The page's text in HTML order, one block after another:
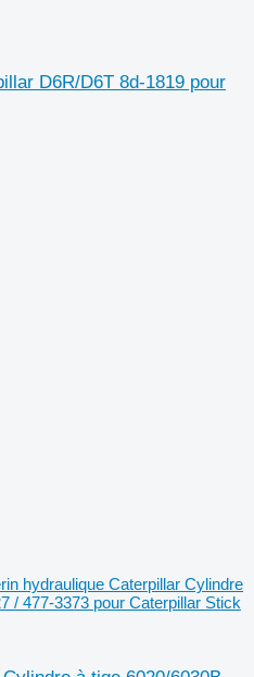
D6R/D6T 8d-1819 pour
hydraulique Caterpillar Cylindre
/ 477-3373 pour Caterpillar Stick